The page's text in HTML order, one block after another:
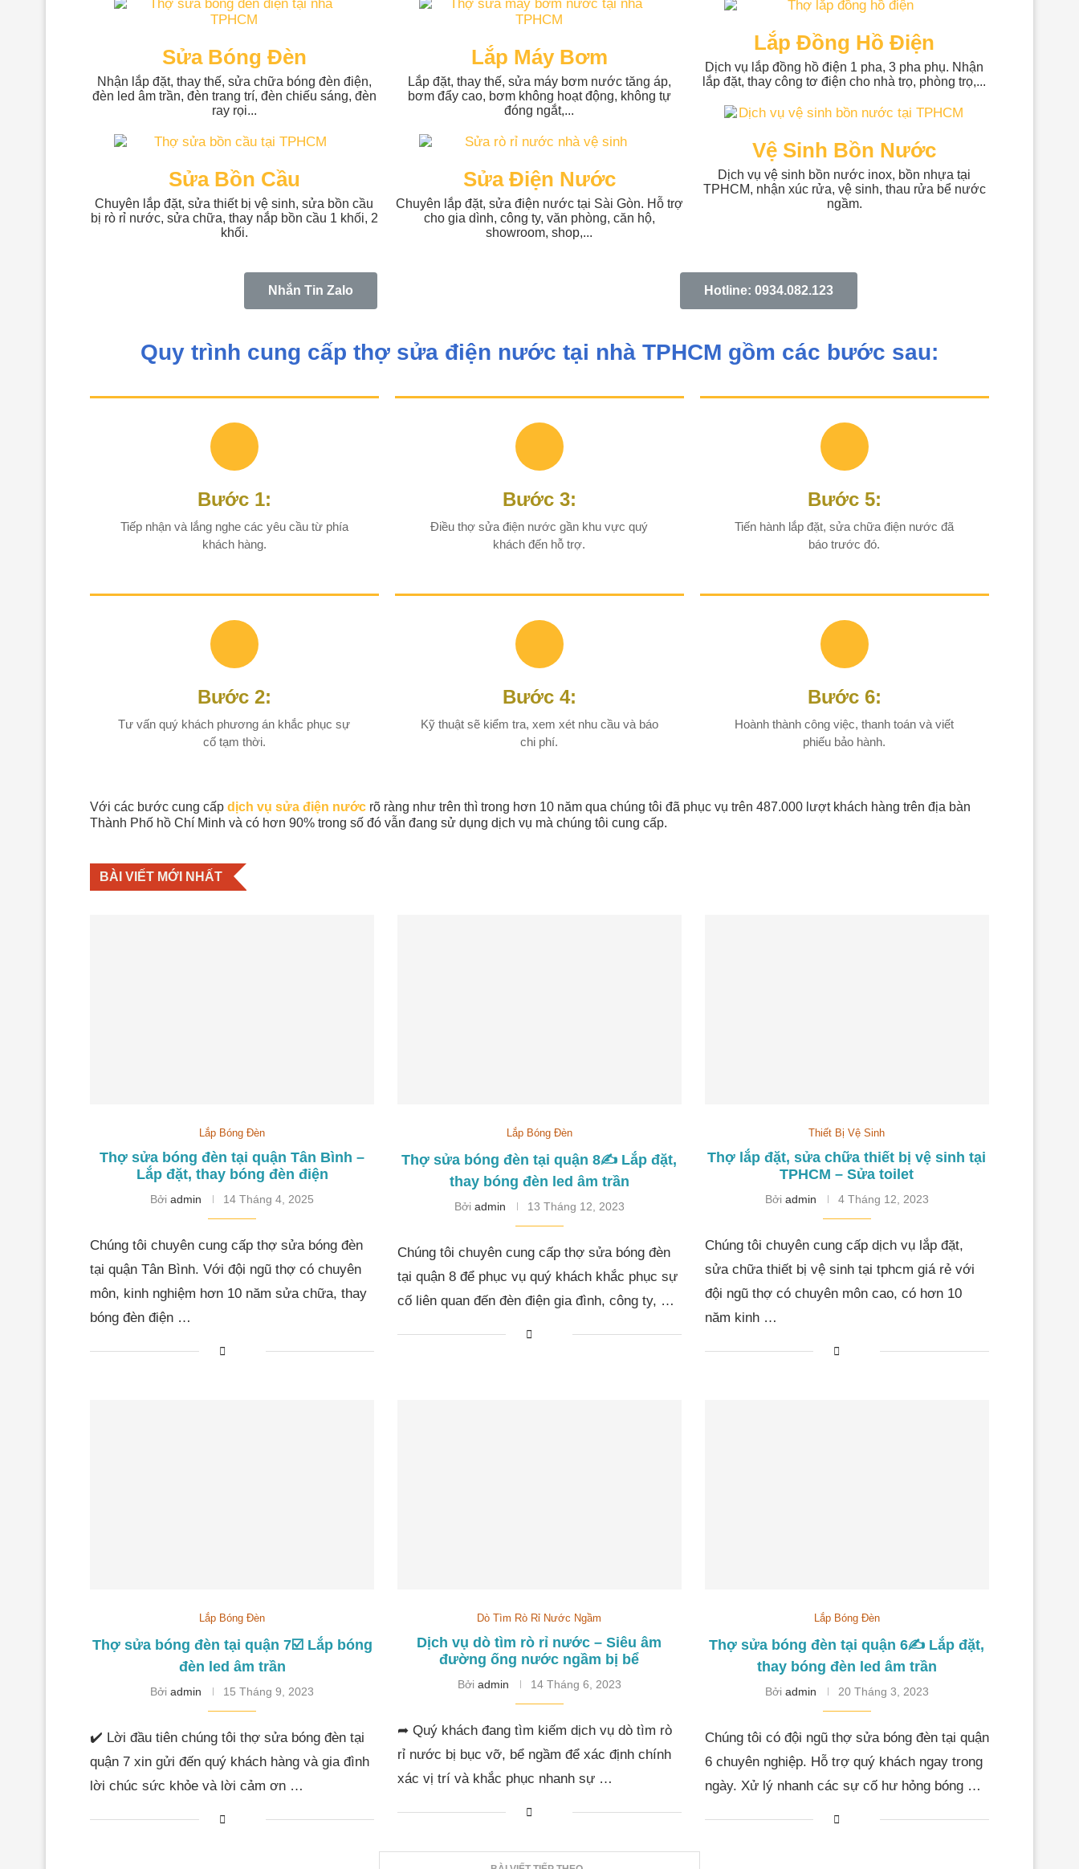
Sửa Bóng Đèn
Nhận lắp đặt, thay thế, sửa chữa bóng đèn điện,
đèn led âm trần, đèn trang trí, đèn chiếu sáng, đèn
ray rọi...
Sửa Bồn Cầu
Chuyên lắp đặt, sửa thiết bị vệ sinh, sửa bồn cầu
bị rò rỉ nước, sửa chữa, thay nắp bồn cầu 1 khối, 2
khối.
Lắp Máy Bơm
Lắp đặt, thay thế, sửa máy bơm nước tăng áp,
bơm đẩy cao, bơm không hoạt động, không tự
đóng ngắt,...
Sửa Điện Nước
Chuyên lắp đặt, sửa điện nước tại Sài Gòn. Hỗ trợ
cho gia dình, công ty, văn phòng, căn hộ,
showroom, shop,...
Lắp Đồng Hồ Điện
Dịch vụ lắp đồng hồ điện 1 pha, 3 pha phụ. Nhận
lắp đặt, thay công tơ điện cho nhà trọ, phòng trọ,...
Vệ Sinh Bồn Nước
Dịch vụ vệ sinh bồn nước inox, bồn nhựa tại
TPHCM, nhận xúc rửa, vệ sinh, thau rửa bể nước
ngầm.
Nhắn Tin Zalo Hotline: 0934.082.123
Quy trình cung cấp thợ sửa điện nước tại nhà TPHCM gồm các bước sau:
Bước 1:
Tiếp nhận và lắng nghe các yêu cầu từ phía
khách hàng.
Bước 2:
Tư vấn quý khách phương án khắc phục sự
cố tạm thời.
Bước 3:
Điều thợ sửa điện nước gần khu vực quý
khách đến hỗ trợ.
Bước 4:
Kỹ thuật sẽ kiểm tra, xem xét nhu cầu và báo
chi phí.
Bước 5:
Tiến hành lắp đặt, sửa chữa điện nước đã
báo trước đó.
Bước 6:
Hoành thành công việc, thanh toán và viết
phiếu bảo hành.
Với các bước cung cấp dịch vụ sửa điện nước rõ ràng như trên thì trong hơn 10 năm qua chúng tôi đã phục vụ trên 487.000 lượt khách hàng trên địa bàn
Thành Phố hồ Chí Minh và có hơn 90% trong số đó vẫn đang sử dụng dịch vụ mà chúng tôi cung cấp.
BÀI VIẾT MỚI NHẤT
Lắp Bóng Đèn
Thợ sửa bóng đèn tại quận Tân Bình –
Lắp đặt, thay bóng đèn điện
Bởiadmin 14 Tháng 4, 2025
Chúng tôi chuyên cung cấp thợ sửa bóng đèn
tại quận Tân Bình. Với đội ngũ thợ có chuyên
môn, kinh nghiệm hơn 10 năm sửa chữa, thay
bóng đèn điện …
Lắp Bóng Đèn
Thợ sửa bóng đèn tại quận 8✍️ Lắp đặt,
thay bóng đèn led âm trần
Bởi admin 13 Tháng 12, 2023
Chúng tôi chuyên cung cấp thợ sửa bóng đèn
tại quận 8 để phục vụ quý khách khắc phục sự
cố liên quan đến đèn điện gia đình, công ty, …
Thiết Bị Vệ Sinh
Thợ lắp đặt, sửa chữa thiết bị vệ sinh tại
TPHCM – Sửa toilet
Bởi admin 4 Tháng 12, 2023
Chúng tôi chuyên cung cấp dịch vụ lắp đặt,
sửa chữa thiết bị vệ sinh tại tphcm giá rẻ với
đội ngũ thợ có chuyên môn cao, có hơn 10
năm kinh …
Lắp Bóng Đèn
Thợ sửa bóng đèn tại quận 7☑️ Lắp bóng
đèn led âm trần
Bởiadmin 15 Tháng 9, 2023
✔️ Lời đầu tiên chúng tôi thợ sửa bóng đèn tại
quận 7 xin gửi đến quý khách hàng và gia đình
lời chúc sức khỏe và lời cảm ơn …
Dò Tìm Rò Rỉ Nước Ngầm
Dịch vụ dò tìm rò rỉ nước – Siêu âm
đường ống nước ngầm bị bể
Bởi admin 14 Tháng 6, 2023
➦ Quý khách đang tìm kiếm dịch vụ dò tìm rò
rỉ nước bị bục vỡ, bể ngầm để xác định chính
xác vị trí và khắc phục nhanh sự …
Lắp Bóng Đèn
Thợ sửa bóng đèn tại quận 6✍️ Lắp đặt,
thay bóng đèn led âm trần
Bởi admin 20 Tháng 3, 2023
Chúng tôi có đội ngũ thợ sửa bóng đèn tại quận
6 chuyên nghiệp. Hỗ trợ quý khách ngay trong
ngày. Xử lý nhanh các sự cố hư hỏng bóng …